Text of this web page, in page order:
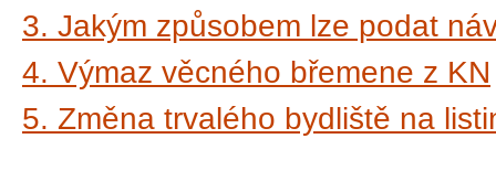
3. Jakým způsobem lze podat
4. Výmaz věcného břemene z KN
5. Změna trvalého bydliště na